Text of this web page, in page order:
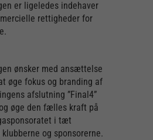
er ligeledes indehaver
rettigheder for
ønsker med ansættelse
øge fokus og branding af
afslutning ”Final4”
øge den fælles kraft på
i tæt
og sponsorerne.